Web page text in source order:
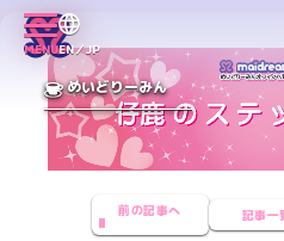
MENUEN／JP
めいどりーみん
前の記事へ 記事一